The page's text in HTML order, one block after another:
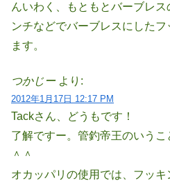
んいわく、もともとバーブレ
ンチなどでバーブレスにした
ます。
つかじー より:
2012年1月17日 12:17 PM
Tackさん、どうもです！
了解ですー。管釣帝王のいう
＾＾
オカッパリの使用では、フッ